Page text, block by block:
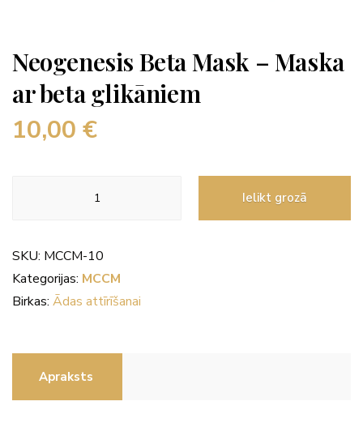
Neogenesis Beta Mask – Maska
ar beta glikāniem
10,00 €
-
Maska
ar
daudzums
Ielikt grozā
SKU: MCCM-10
Kategorijas: MCCM
Birkas: Ādas attīrīšanai
Apraksts